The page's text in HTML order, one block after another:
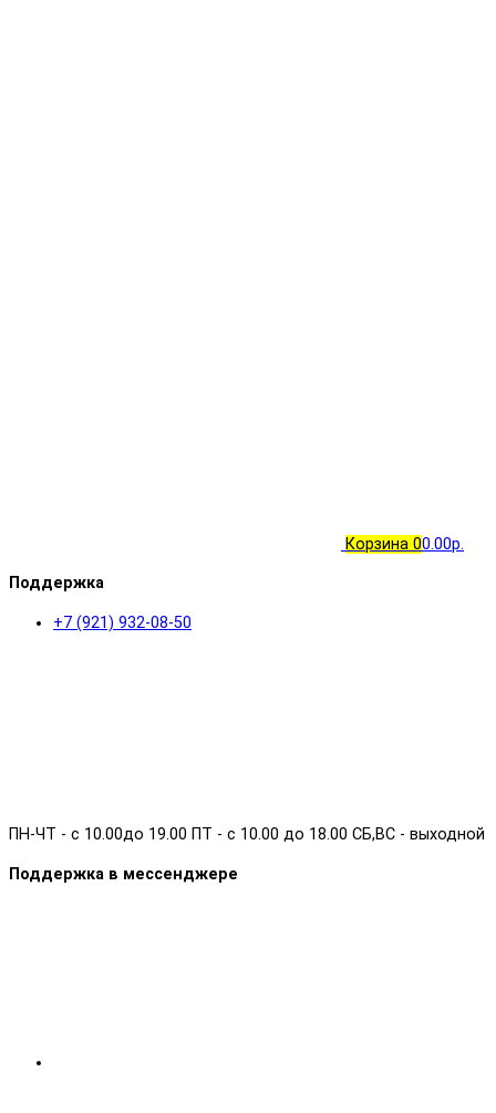
Корзина 00.00р.
Поддержка
+7 (921) 932-08-50
ПН-ЧТ - с 10.00до 19.00 ПТ - с 10.00 до 18.00 СБ,ВС - выходной
Поддержка в мессенджере